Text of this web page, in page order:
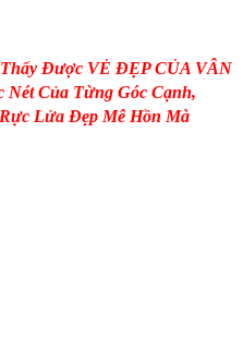
Được VẺ ĐẸP CỦA VÂN
Của Từng Góc Cạnh,
Lửa Đẹp Mê Hồn Mà